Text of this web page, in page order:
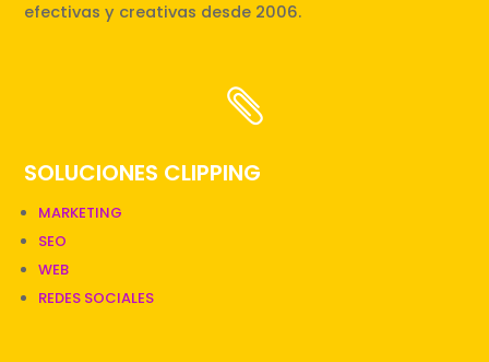
efectivas y creativas desde 2006.

SOLUCIONES CLIPPING
MARKETING
SEO
WEB
REDES SOCIALES